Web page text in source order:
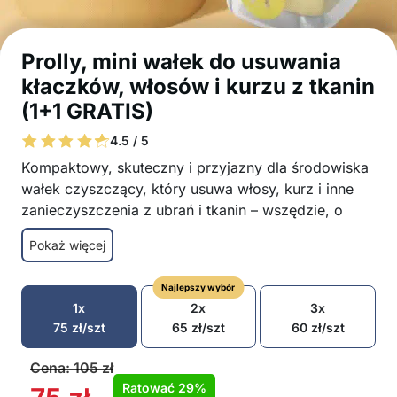
Prolly, mini wałek do usuwania
kłaczków, włosów i kurzu z tkanin
(1+1 GRATIS)
4.5 / 5
Kompaktowy, skuteczny i przyjazny dla środowiska
wałek czyszczący, który usuwa włosy, kurz i inne
zanieczyszczenia z ubrań i tkanin – wszędzie, o
każdej porze!
Usuwa włosy, kurz, kłaczki i włókna z odzieży,
mebli i innych powierzchni tekstylnych
Można myć i ponownie używać – wystarczy
opłukać wodą i użyć ponownie
Kompaktowy i lekki design dla łatwego
przenoszenia – idealny do użytku domowego
lub w podróży
Pokaż więcej
1x
75 zł/szt
Najlepszy wybór
2x
65 zł/szt
3x
60 zł/szt
Cena:105zł
Ratować 29%